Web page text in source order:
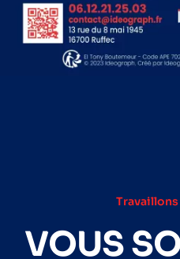
VOUS